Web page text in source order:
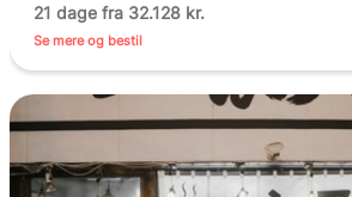
21 dage fra 32.128 kr.
Se mere og bestil